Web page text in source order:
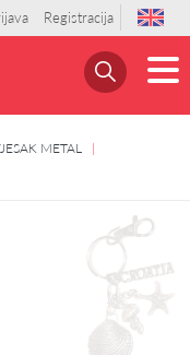
Registracija
METAL